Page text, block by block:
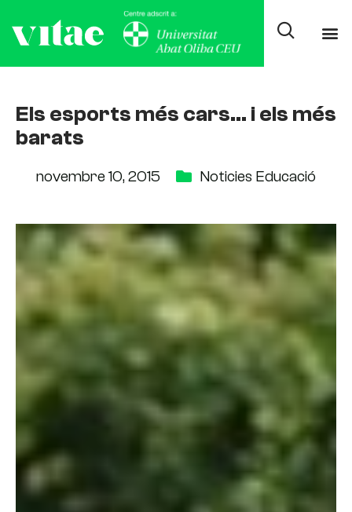
Els esports més cars… i els més
barats
novembre 10, 2015 Noticies Educació